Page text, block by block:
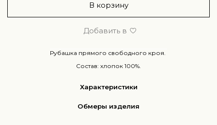
В корзину
Добавить в
Рубашка прямого свободного кроя.
Состав: хлопок 100%.
Характеристики
Обмеры изделия